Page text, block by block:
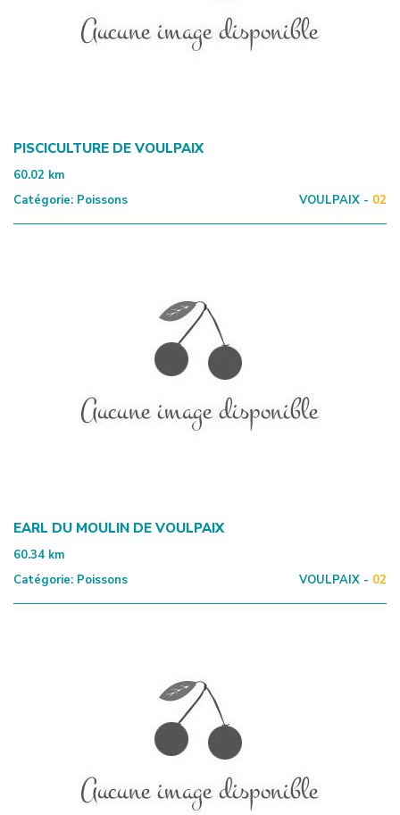
PISCICULTURE DE VOULPAIX
60.02 km
Catégorie: Poissons VOULPAIX - 02
EARL DU MOULIN DE VOULPAIX
60.34 km
Catégorie: Poissons VOULPAIX - 02